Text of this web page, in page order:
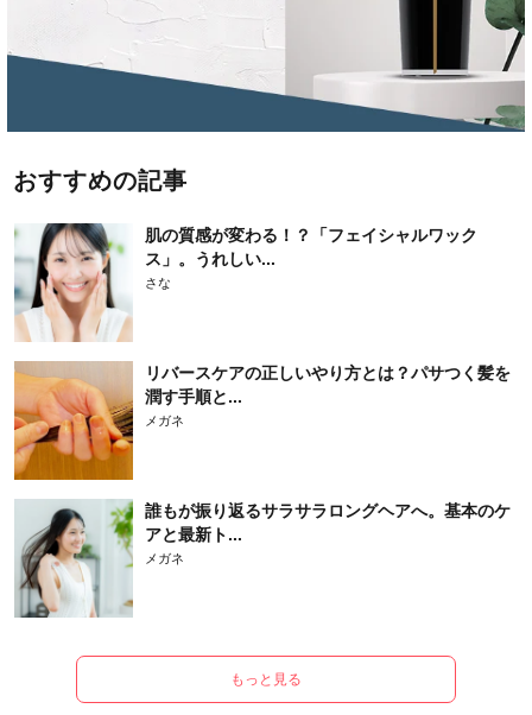
おすすめの記事
肌の質感が変わる！？「フェイシャルワック
ス」。うれしい...
さな
リバースケアの正しいやり方とは？パサつく髪を
潤す手順と...
メガネ
誰もが振り返るサラサラロングヘアへ。基本のケ
アと最新ト...
メガネ
もっと見る